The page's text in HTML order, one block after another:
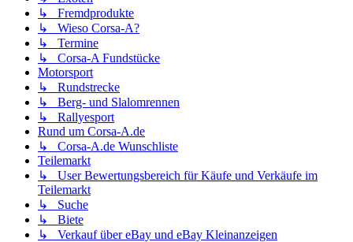
↳ Fremdprodukte
↳ Wieso Corsa-A?
↳ Termine
↳ Corsa-A Fundstücke
Motorsport
↳ Rundstrecke
↳ Berg- und Slalomrennen
↳ Rallyesport
Rund um Corsa-A.de
↳ Corsa-A.de Wunschliste
Teilemarkt
↳ User Bewertungsbereich für Käufe und Verkäufe im
Teilemarkt
↳ Suche
↳ Biete
↳ Verkauf über eBay und eBay Kleinanzeigen